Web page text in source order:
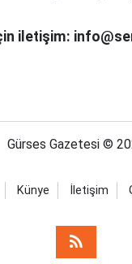
iletişim:
Gürses Gazetesi ©
Künye İletişim